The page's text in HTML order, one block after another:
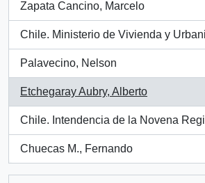
Zapata Cancino, Marcelo
, 1 resultados
Chile. Ministerio de Vivienda y
, 1 resultados
Palavecino, Nelson
, 1 resultados
Etchegaray Aubry, Alberto
, 1 resultados
Chile. Intendencia de la Novena
, 1 resultados
Chuecas M., Fernando
, 1 resultados